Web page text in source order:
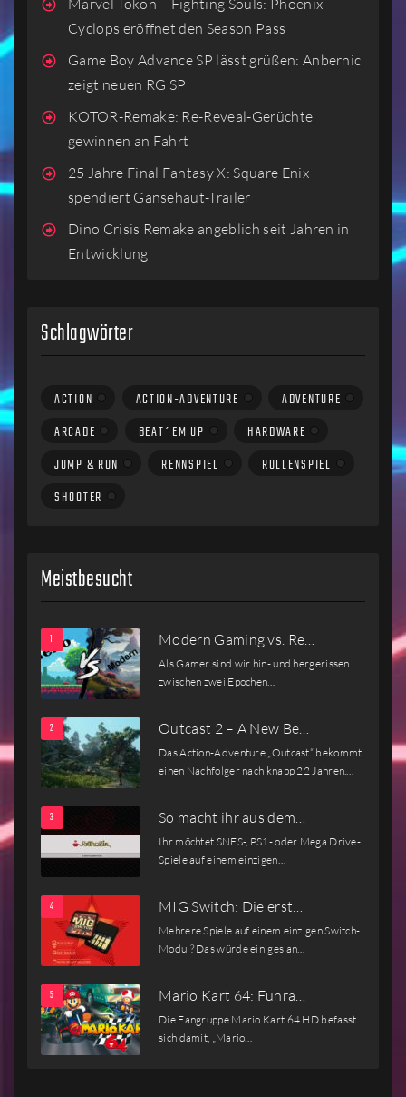
Cyclops eröffnet den Season Pass
Game Boy Advance SP lässt grüßen: Anbernic
zeigt neuen RG SP
KOTOR-Remake: Re-Reveal-Gerüchte
gewinnen an Fahrt
25 Jahre Final Fantasy X: Square Enix
spendiert Gänsehaut-Trailer
Dino Crisis Remake angeblich seit Jahren in
Entwicklung
Schlagwörter
ACTION ACTION-ADVENTURE
ADVENTURE
ARCADE
BEAT´EM UP
HARDWARE
JUMP & RUN
RENNSPIEL
ROLLENSPIEL
SHOOTER
Meistbesucht
Modern Gaming vs. Re…
Als Gamer sind wir hin- und hergerissen
zwischen zwei Epochen…
Outcast 2 – A New Be…
Das Action-Adventure „Outcast“ bekommt
einen Nachfolger nach knapp 22 Jahren.…
So macht ihr aus dem…
Ihr möchtet SNES-, PS1- oder Mega Drive-
Spiele auf einem einzigen…
MIG Switch: Die erst…
Mehrere Spiele auf einem einzigen Switch-
Modul? Das würde einiges an…
Mario Kart 64: Funra…
Die Fangruppe Mario Kart 64 HD befasst
sich damit, „Mario…